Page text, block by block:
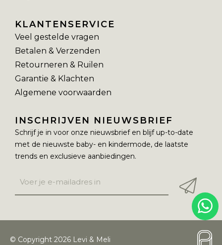
KLANTENSERVICE
Veel gestelde vragen
Betalen & Verzenden
Retourneren & Ruilen
Garantie & Klachten
Algemene voorwaarden
INSCHRIJVEN NIEUWSBRIEF
Schrijf je in voor onze nieuwsbrief en blijf up-to-date
met de nieuwste baby- en kindermode, de laatste
trends en exclusieve aanbiedingen.
© Copyright 2026 Levi & Meli